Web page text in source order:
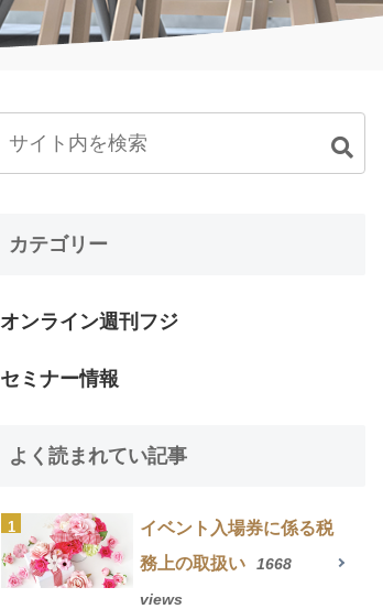
カテゴリー
オンライン週刊フジ
セミナー情報
よく読まれてい記事
イベント入場券に係る税
務上の取扱い
1668
views